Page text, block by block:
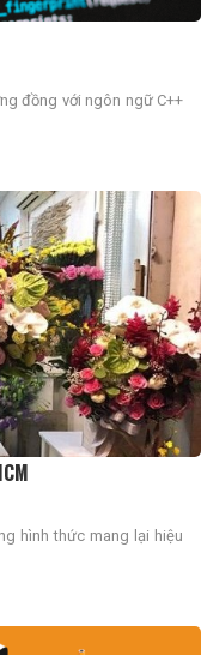
đồng với ngôn ngữ C++
hình thức mang lại hiệu